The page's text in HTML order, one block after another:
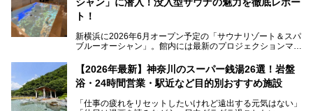
常の疲れをリセットしたい人、ライブやスポーツ観戦遠征組
は必見です。
ト！
新横浜に2026年6月オープン予定の「サウナリゾート＆スパ
ブルーオーシャン」。館内には最新のプロジェクションマッ
的な“没入感（イマーシブ）”を体験できます。
今回は、そんな大注目の施設に一足先にお邪魔し、その全貌
【2026年最新】神奈川のスーパー銭湯26選！岩盤
浴・24時間営業・駅近など目的別おすすめ施設
「仕事の疲れをリセットしたいけれど遠出する元気はない」